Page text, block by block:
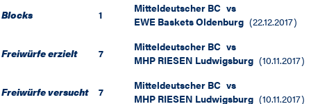
Blocks 1 Mitteldeutscher BC vs
EWE Baskets Oldenburg (22.12.2017)
Freiwürfe erzielt 7 Mitteldeutscher BC vs
MHP RIESEN Ludwigsburg (10.11.2017)
Freiwürfe versucht 7 Mitteldeutscher BC vs
MHP RIESEN Ludwigsburg (10.11.2017)